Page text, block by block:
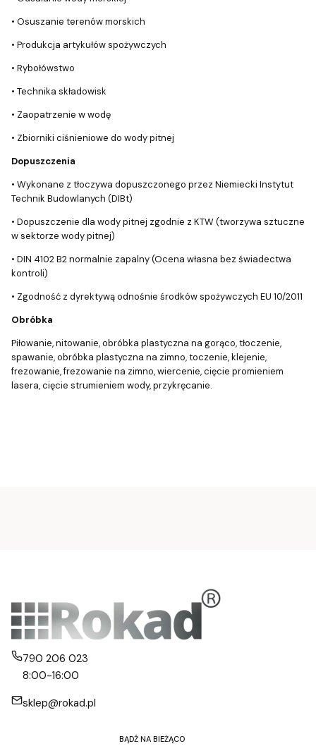
• Osuszanie terenów morskich
• Produkcja artykułów spożywczych
• Rybołówstwo
• Technika składowisk
• Zaopatrzenie w wodę
• Zbiorniki ciśnieniowe do wody pitnej
Dopuszczenia
• Wykonane z tłoczywa dopuszczonego przez Niemiecki Instytut
Technik Budowlanych (DIBt)
• Dopuszczenie dla wody pitnej zgodnie z KTW (tworzywa sztuczne
w sektorze wody pitnej)
• DIN 4102 B2 normalnie zapalny (Ocena własna bez świadectwa
kontroli)
• Zgodność z dyrektywą odnośnie środków spożywczych EU 10/2011
Obróbka
Piłowanie, nitowanie, obróbka plastyczna na gorąco, tłoczenie,
spawanie, obróbka plastyczna na zimno, toczenie, klejenie,
frezowanie, frezowanie na zimno, wiercenie, cięcie promieniem
lasera, cięcie strumieniem wody, przykręcanie.
790 206 023
8:00-16:00
sklep@rokad.pl
BĄDŹ NA BIEŻĄCO